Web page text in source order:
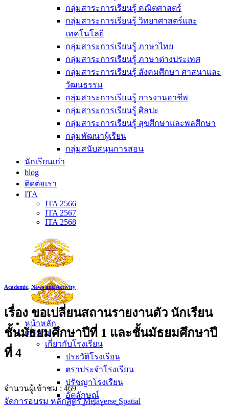
กลุ่มสาระการเรียนรู้ คณิตศาสตร์
กลุ่มสาระการเรียนรู้ วิทยาศาสตร์และ
เทคโนโลยี
กลุ่มสาระการเรียนรู้ ภาษาไทย
กลุ่มสาระการเรียนรู้ ภาษาต่างประเทศ
กลุ่มสาระการเรียนรู้ สังคมศึกษา ศาสนาและ
วัฒนธรรม
กลุ่มสาระการเรียนรู้ การงานอาชีพ
กลุ่มสาระการเรียนรู้ ศิลปะ
กลุ่มสาระการเรียนรู้ สุขศึกษาและพลศึกษา
กลุ่มพัฒนาผู้เรียน
กลุ่มสนับสนุนการสอน
นักเรียนเก่า
blog
ติดต่อเรา
ITA
ITA 2566
ITA 2567
ITA 2568
หน้าหลัก
เกี่ยวกับ
เกี่ยวกับโรงเรียน
ประวัติโรงเรียน
ตราประจำโรงเรียน
ปรัชญาโรงเรียน
อัตลักษณ์
Academic, News and Activity
เรื่อง ขอเปลี่ยนสถานรายงานตัว นักเรียน
ชั้นมัธยมศึกษาปีที่ 1 และชั้นมัธยมศึกษาปี
ที่ 4
จำนวนผู้เข้าชม : 469
จัดการอบรม หลักสูตร Metaverse Spatial